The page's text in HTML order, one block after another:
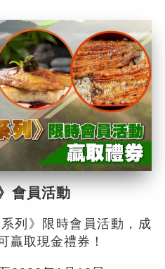
會員活動
列》限時會員活動，成
贏取現金禮券！